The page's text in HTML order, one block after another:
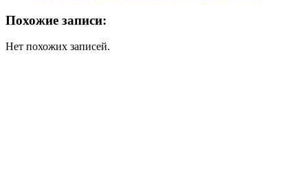
Похожие записи:
Нет похожих записей.